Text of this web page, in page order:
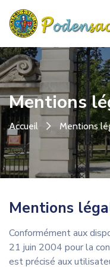
Mentions
Accueil Mentions
Mentions
Conformément aux
21 juin 2004 pour la
est précisé aux